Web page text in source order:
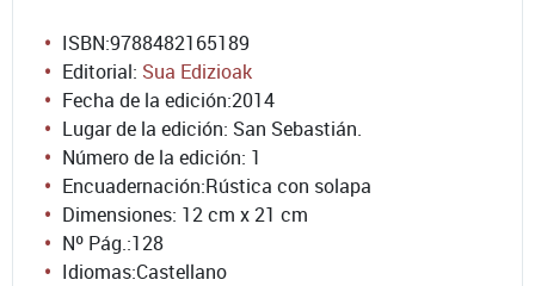
ISBN:9788482165189
Editorial: Sua Edizioak
Fecha de la edición:2014
Lugar de la edición: San Sebastián.
Número de la edición: 1
Encuadernación:Rústica con solapa
Dimensiones: 12 cm x 21 cm
Nº Pág.:128
Idiomas:Castellano